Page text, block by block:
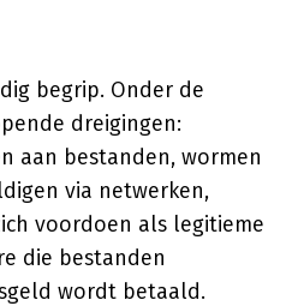
begrip. Onder de
dreigingen:
aan bestanden, wormen
via netwerken,
voordoen als legitieme
die bestanden
wordt betaald.